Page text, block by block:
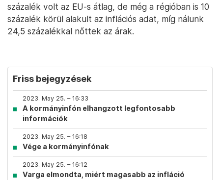
százalék volt az EU-s átlag, de még a régióban is 10
százalék körül alakult az inflációs adat, míg nálunk
24,5 százalékkal nőttek az árak.
Friss bejegyzések
2023. May 25. – 16:33
A kormányinfón elhangzott legfontosabb
információk
2023. May 25. – 16:18
Vége a kormányinfónak
2023. May 25. – 16:12
Varga elmondta, miért magasabb az infláció